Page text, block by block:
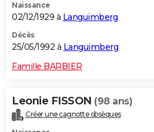
Naissance
02/12/1929 à Languimberg
Décès
25/05/1992 à Languimberg
Famille BARBIER
Leonie FISSON (98 ans)
Créer une cagnotte obsèques